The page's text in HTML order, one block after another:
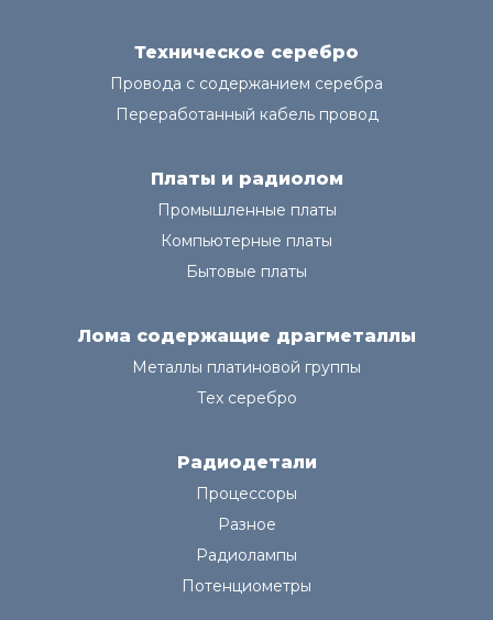
Техническое серебро
Провода с содержанием серебра
Переработанный кабель провод
Платы и радиолом
Промышленные платы
Компьютерные платы
Бытовые платы
Лома содержащие драгметаллы
Металлы платиновой группы
Тех серебро
Радиодетали
Процессоры
Разное
Радиолампы
Потенциометры